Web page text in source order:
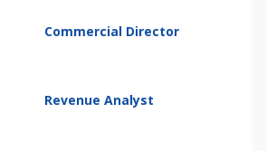
Commercial Director
Revenue Analyst